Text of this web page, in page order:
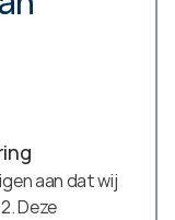
aan dat wij
Deze